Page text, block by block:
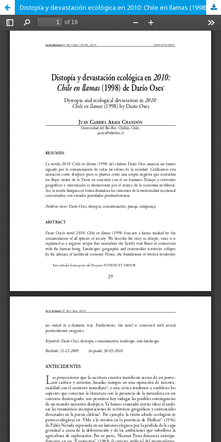
Distopía y devastación ecológica en 2010: Chile en llamas (1998) de Darío Oses